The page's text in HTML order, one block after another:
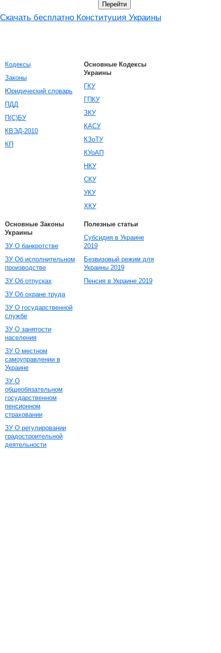
Скачать бесплатно Конституция Украины
Кодексы
Законы
Юридический словарь
ПДД
П(С)БУ
КВЭД-2010
КП
Основные Кодексы
Украины
ГКУ
ГПКУ
ЗКУ
КАСУ
КЗоТУ
КУоАП
НКУ
СКУ
УКУ
ХКУ
Основные Законы
Украины
ЗУ О банкротстве
ЗУ Об исполнительном
производстве
ЗУ Об отпусках
ЗУ Об охране труда
ЗУ О государственной
службе
ЗУ О занятости
населения
ЗУ О местном
самоуправлении в
Украине
ЗУ О
общеобязательном
государственном
пенсионном
страховании
ЗУ О регулировании
градостроительной
деятельности
Полезные статьи
Субсидия в Украине
2019
Безвизовый режим для
Украины 2019
Пенсия в Украине 2019